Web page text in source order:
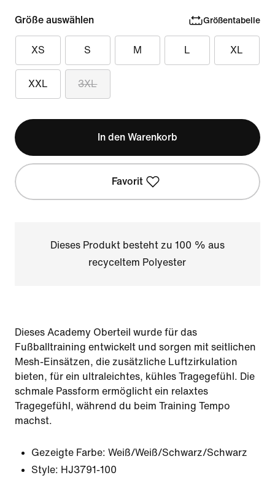
Größe auswählen Größentabelle
XS S M L XL
XXL 3XL
In den Warenkorb
Favorit
Dieses Produkt besteht zu 100 % aus
recyceltem Polyester
Dieses Academy Oberteil wurde für das
Fußballtraining entwickelt und sorgen mit seitlichen
Mesh-Einsätzen, die zusätzliche Luftzirkulation
bieten, für ein ultraleichtes, kühles Tragegefühl. Die
schmale Passform ermöglicht ein relaxtes
Tragegefühl, während du beim Training Tempo
machst.
Gezeigte Farbe: Weiß/Weiß/Schwarz/Schwarz
Style: HJ3791-100